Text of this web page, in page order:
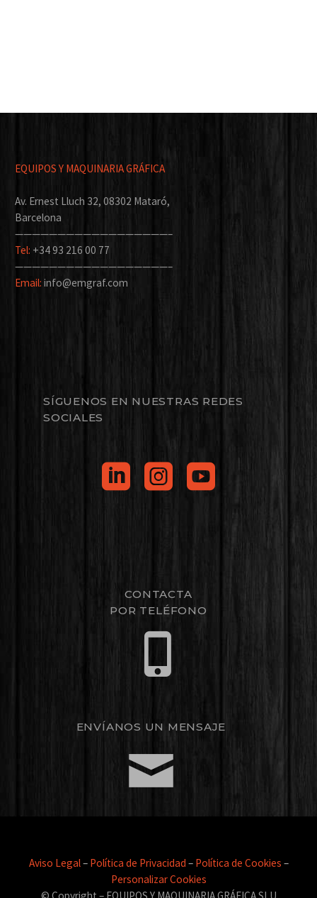
EQUIPOS Y MAQUINARIA GRÁFICA
Av. Ernest Lluch 32, 08302 Mataró,
Barcelona
——————————————————–
Tel: +34 93 216 00 77
——————————————————–
Email: info@emgraf.com
SÍGUENOS EN NUESTRAS REDES
SOCIALES
CONTACTA
POR TELÉFONO
ENVÍANOS UN MENSAJE
Aviso Legal– Política de Privacidad – Política de Cookies –
Personalizar Cookies